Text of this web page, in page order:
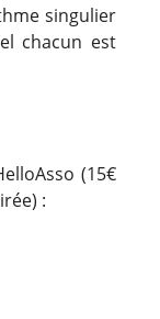
singulier
chacun est
(15€
: